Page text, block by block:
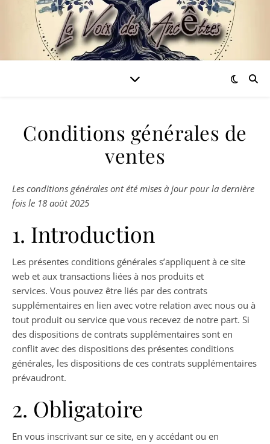
Conditions générales de
ventes
Les conditions générales ont été mises à jour pour la dernière
fois le 18 août 2025
1. Introduction
Les présentes conditions générales s’appliquent à ce site
web et aux transactions liées à nos produits et
services. Vous pouvez être liés par des contrats
supplémentaires en lien avec votre relation avec nous ou à
tout produit ou service que vous recevez de notre part. Si
des dispositions de contrats supplémentaires sont en
conflit avec des dispositions des présentes conditions
générales, les dispositions de ces contrats supplémentaires
prévaudront.
2. Obligatoire
En vous inscrivant sur ce site, en y accédant ou en